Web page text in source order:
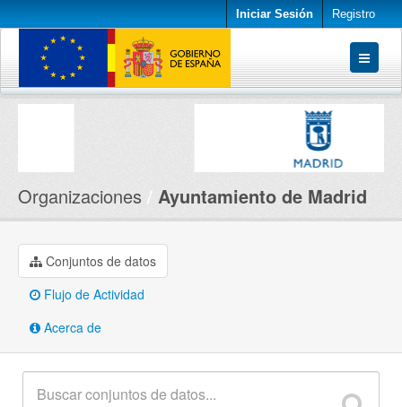
Iniciar Sesión Registro
Conjuntos de datos
Organizaciones Ayuntamiento de Madrid
Conjuntos de datos
Flujo de Actividad
Acerca de